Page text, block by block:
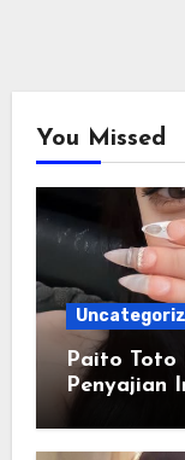
You Missed
Paito Toto
Penyajian
Lengkap